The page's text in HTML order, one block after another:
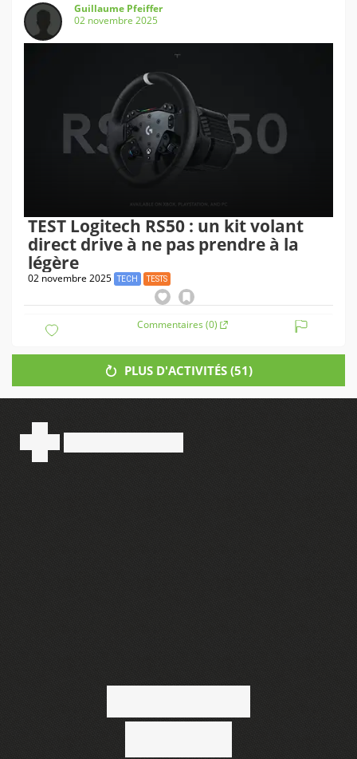
Guillaume Pfeiffer
02 novembre 2025
TEST Logitech RS50 : un kit volant
direct drive à ne pas prendre à la
légère
02 novembre 2025 TECH TESTS
Commentaires (0)
PLUS D'ACTIVITÉS (51)